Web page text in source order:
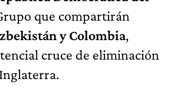
que compartirán
y Colombia,
cruce de eliminación